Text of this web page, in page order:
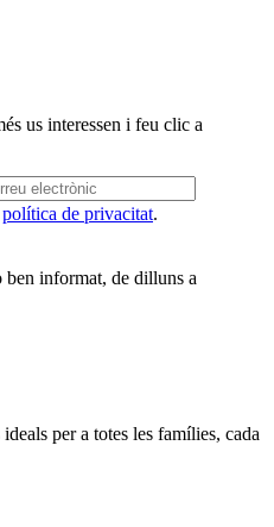
us interessen i feu clic a
política de privacitat.
ben informat, de dilluns a
per a totes les famílies, cada